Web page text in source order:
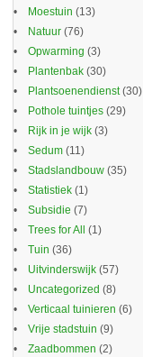
Moestuin (13)
Natuur (76)
Opwarming (3)
Plantenbak (30)
Plantsoenendienst(30)
Pothole tuintjes (29)
Rijk in je wijk (3)
Sedum (11)
Stadslandbouw (35)
Statistiek (1)
Subsidie (7)
Trees for All
(1)
Tuin (36)
Uitvinderswijk (57)
Uncategorized (8)
Verticaal tuinieren (6)
Vrije stadstuin (9)
Zaadbommen (2)